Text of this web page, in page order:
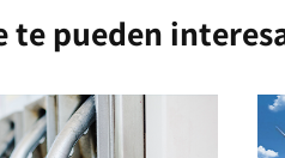
te pueden